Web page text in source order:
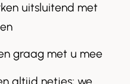
uitsluitend met
graag met u mee
altijd netjes; we